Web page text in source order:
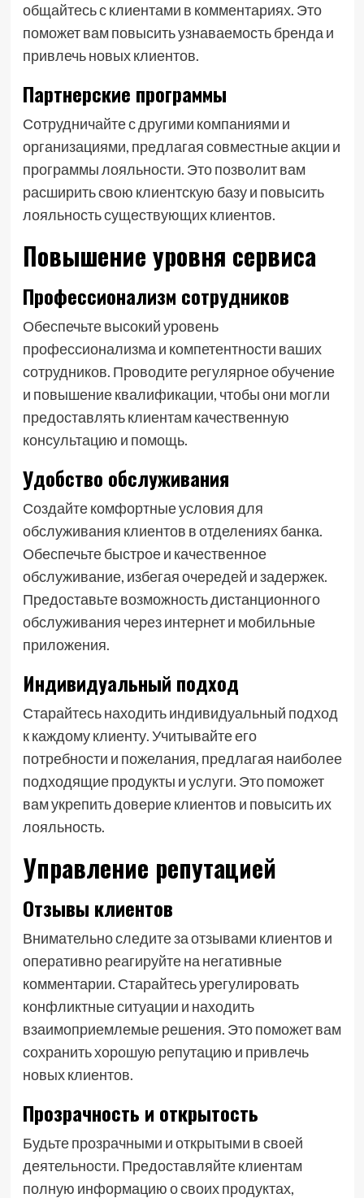
общайтесь с клиентами в комментариях. Это
поможет вам повысить узнаваемость бренда и
привлечь новых клиентов.
Партнерские программы
Сотрудничайте с другими компаниями и
организациями, предлагая совместные акции и
программы лояльности. Это позволит вам
расширить свою клиентскую базу и повысить
лояльность существующих клиентов.
Повышение уровня сервиса
Профессионализм сотрудников
Обеспечьте высокий уровень
профессионализма и компетентности ваших
сотрудников. Проводите регулярное обучение
и повышение квалификации, чтобы они могли
предоставлять клиентам качественную
консультацию и помощь.
Удобство обслуживания
Создайте комфортные условия для
обслуживания клиентов в отделениях банка.
Обеспечьте быстрое и качественное
обслуживание, избегая очередей и задержек.
Предоставьте возможность дистанционного
обслуживания через интернет и мобильные
приложения.
Индивидуальный подход
Старайтесь находить индивидуальный подход
к каждому клиенту. Учитывайте его
потребности и пожелания, предлагая наиболее
подходящие продукты и услуги. Это поможет
вам укрепить доверие клиентов и повысить их
лояльность.
Управление репутацией
Отзывы клиентов
Внимательно следите за отзывами клиентов и
оперативно реагируйте на негативные
комментарии. Старайтесь урегулировать
конфликтные ситуации и находить
взаимоприемлемые решения. Это поможет вам
сохранить хорошую репутацию и привлечь
новых клиентов.
Прозрачность и открытость
Будьте прозрачными и открытыми в своей
деятельности. Предоставляйте клиентам
полную информацию о своих продуктах,